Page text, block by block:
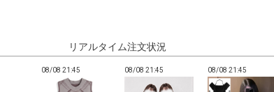
リアルタイム注文状況
08/08 21:45 08/08 21:45 08/08 21:45